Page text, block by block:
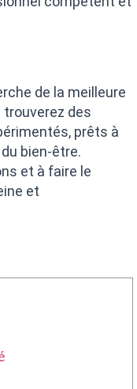
de la meilleure
trouverez des
prêts à
bien-être.
et à faire le
et